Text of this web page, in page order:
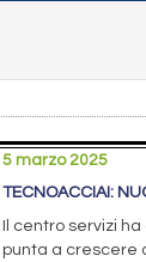
5 marzo 2025
TECNOACCIAI:
Il centro servizi
punta a crescere